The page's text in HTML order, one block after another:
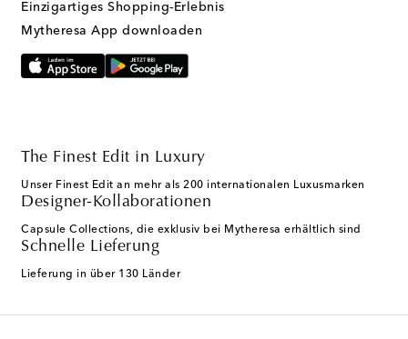
Einzigartiges Shopping-Erlebnis
Mytheresa App downloaden
The Finest Edit in Luxury
Unser Finest Edit an mehr als 200 internationalen Luxusmarken
Designer-Kollaborationen
Capsule Collections, die exklusiv bei Mytheresa erhältlich sind
Schnelle Lieferung
Lieferung in über 130 Länder